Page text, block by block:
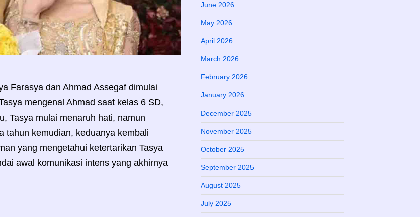
Farasya dan Ahmad Assegaf dimulai
mengenal Ahmad saat kelas 6 SD,
Tasya mulai menaruh hati, namun
tahun kemudian, keduanya kembali
yang mengetahui ketertarikan Tasya
awal komunikasi intens yang akhirnya
June 2026
May 2026
April 2026
March 2026
February 2026
January 2026
December 2025
November 2025
October 2025
September 2025
August 2025
July 2025